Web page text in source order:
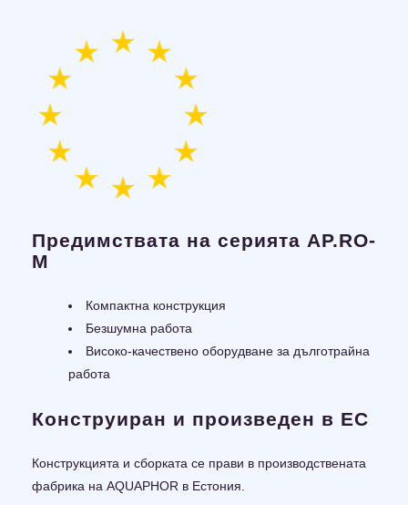
Предимствата на серията AP.RO-
M
Компактна конструкция
Безшумна работа
Високо-качествено оборудване за дълготрайна
работа
Конструиран и произведен в ЕС
Конструкцията и сборката се прави в производствената
фабрика на AQUAPHOR в Естония.